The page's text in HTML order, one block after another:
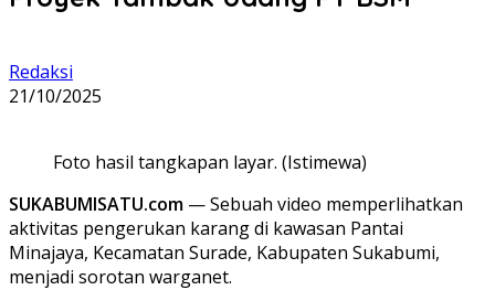
Redaksi
21/10/2025
Foto hasil tangkapan layar. (Istimewa)
SUKABUMISATU.com — Sebuah video memperlihatkan
aktivitas pengerukan karang di kawasan Pantai
Minajaya, Kecamatan Surade, Kabupaten Sukabumi,
menjadi sorotan warganet.